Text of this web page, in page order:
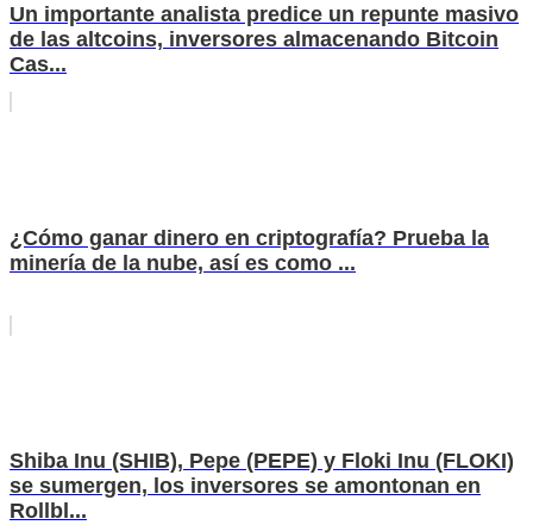
Un importante analista predice un repunte masivo
de las altcoins, inversores almacenando Bitcoin
Cas...
¿Cómo ganar dinero en criptografía? Prueba la
minería de la nube, así es como ...
Shiba Inu (SHIB), Pepe (PEPE) y Floki Inu (FLOKI)
se sumergen, los inversores se amontonan en
Rollbl...